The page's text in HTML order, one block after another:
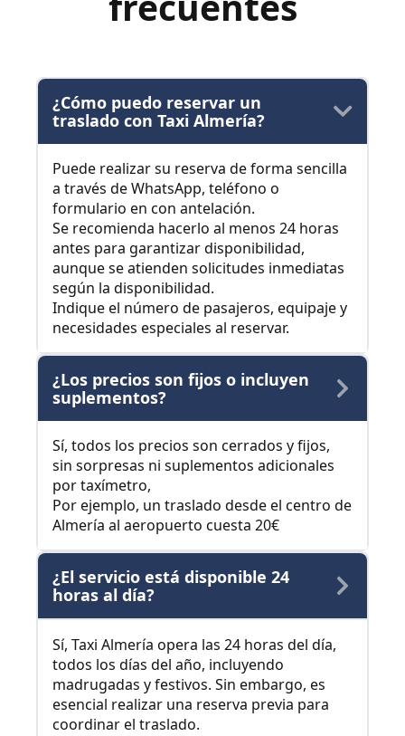
¿Cómo puedo reservar un
traslado con Taxi Almería?
Puede realizar su reserva de forma sencilla
a través de WhatsApp, teléfono o
formulario en con antelación.
Se recomienda hacerlo al menos 24 horas
antes para garantizar disponibilidad,
aunque se atienden solicitudes inmediatas
según la disponibilidad.
Indique el número de pasajeros, equipaje y
necesidades especiales al reservar.
¿Los precios son fijos o incluyen
suplementos?
Sí, todos los precios son cerrados y fijos,
sin sorpresas ni suplementos adicionales
por taxímetro,
Por ejemplo, un traslado desde el centro de
Almería al aeropuerto cuesta 20€
¿El servicio está disponible 24
horas al día?
Sí, Taxi Almería opera las 24 horas del día,
todos los días del año, incluyendo
madrugadas y festivos. Sin embargo, es
esencial realizar una reserva previa para
coordinar el traslado.